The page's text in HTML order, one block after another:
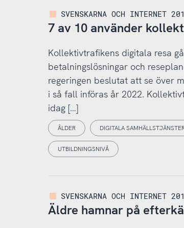
SVENSKARNA OCH INTERNET
7 av 10 använder
Kollektivtrafikens digitala resa
betalningslösningar och
regeringen beslutat att se över
i så fall införas år 2022.
idag […]
ÅLDER DIGITALA
UTBILDNINGSNIVÅ
SVENSKARNA OCH INTERNET
Äldre hamnar på